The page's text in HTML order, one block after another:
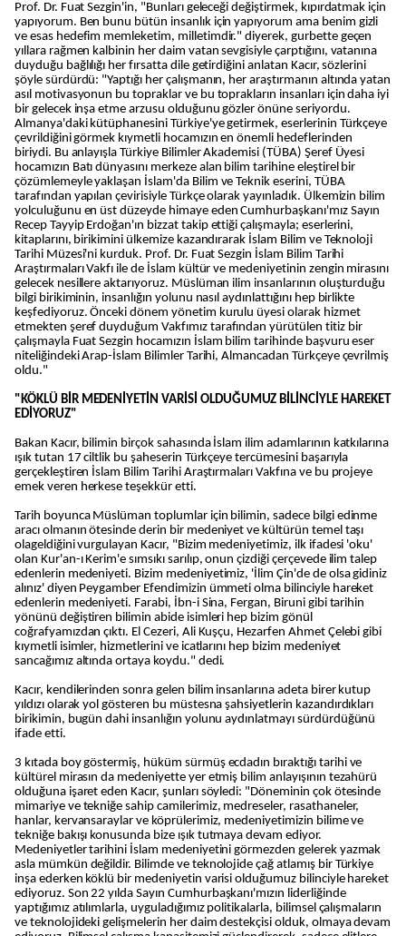
Prof. Dr. Fuat Sezgin'in, "Bunları geleceği değiştirmek, kıpırdatmak için
yapıyorum. Ben bunu bütün insanlık için yapıyorum ama benim gizli
ve esas hedefim memleketim, milletimdir." diyerek, gurbette geçen
yıllara rağmen kalbinin her daim vatan sevgisiyle çarptığını, vatanına
duyduğu bağlılığı her fırsatta dile getirdiğini anlatan Kacır, sözlerini
şöyle sürdürdü: "Yaptığı her çalışmanın, her araştırmanın altında yatan
asıl motivasyonun bu topraklar ve bu toprakların insanları için daha iyi
bir gelecek inşa etme arzusu olduğunu gözler önüne seriyordu.
Almanya'daki kütüphanesini Türkiye'ye getirmek, eserlerinin Türkçeye
çevrildiğini görmek kıymetli hocamızın en önemli hedeflerinden
biriydi. Bu anlayışla Türkiye Bilimler Akademisi (TÜBA) Şeref Üyesi
hocamızın Batı dünyasını merkeze alan bilim tarihine eleştirel bir
çözümlemeyle yaklaşan İslam'da Bilim ve Teknik eserini, TÜBA
tarafından yapılan çevirisiyle Türkçe olarak yayınladık. Ülkemizin bilim
yolculuğunu en üst düzeyde himaye eden Cumhurbaşkanı'mız Sayın
Recep Tayyip Erdoğan'ın bizzat takip ettiği çalışmayla; eserlerini,
kitaplarını, birikimini ülkemize kazandırarak İslam Bilim ve Teknoloji
Tarihi Müzesi'ni kurduk. Prof. Dr. Fuat Sezgin İslam Bilim Tarihi
Araştırmaları Vakfı ile de İslam kültür ve medeniyetinin zengin mirasını
gelecek nesillere aktarıyoruz. Müslüman ilim insanlarının oluşturduğu
bilgi birikiminin, insanlığın yolunu nasıl aydınlattığını hep birlikte
keşfediyoruz. Önceki dönem yönetim kurulu üyesi olarak hizmet
etmekten şeref duyduğum Vakfımız tarafından yürütülen titiz bir
çalışmayla Fuat Sezgin hocamızın İslam bilim tarihinde başvuru eser
niteliğindeki Arap-İslam Bilimler Tarihi, Almancadan Türkçeye çevrilmiş
oldu."
"KÖKLÜ BİR MEDENİYETİN VARİSİ OLDUĞUMUZ BİLİNCİYLE HAREKET
EDİYORUZ"
Bakan Kacır, bilimin birçok sahasında İslam ilim adamlarının katkılarına
ışık tutan 17 ciltlik bu şaheserin Türkçeye tercümesini başarıyla
gerçekleştiren İslam Bilim Tarihi Araştırmaları Vakfına ve bu projeye
emek veren herkese teşekkür etti.
Tarih boyunca Müslüman toplumlar için bilimin, sadece bilgi edinme
aracı olmanın ötesinde derin bir medeniyet ve kültürün temel taşı
olageldiğini vurgulayan Kacır, "Bizim medeniyetimiz, ilk ifadesi 'oku'
olan Kur'an-ı Kerim'e sımsıkı sarılıp, onun çizdiği çerçevede ilim talep
edenlerin medeniyeti. Bizim medeniyetimiz, 'İlim Çin'de de olsa gidiniz
alınız' diyen Peygamber Efendimizin ümmeti olma bilinciyle hareket
edenlerin medeniyeti. Farabi, İbn-i Sina, Fergan, Biruni gibi tarihin
yönünü değiştiren bilimin abide isimleri hep bizim gönül
coğrafyamızdan çıktı. El Cezeri, Ali Kuşçu, Hezarfen Ahmet Çelebi gibi
kıymetli isimler, hizmetlerini ve icatlarını hep bizim medeniyet
sancağımız altında ortaya koydu." dedi.
Kacır, kendilerinden sonra gelen bilim insanlarına adeta birer kutup
yıldızı olarak yol gösteren bu müstesna şahsiyetlerin kazandırdıkları
birikimin, bugün dahi insanlığın yolunu aydınlatmayı sürdürdüğünü
ifade etti.
3 kıtada boy göstermiş, hüküm sürmüş ecdadın bıraktığı tarihi ve
kültürel mirasın da medeniyette yer etmiş bilim anlayışının tezahürü
olduğuna işaret eden Kacır, şunları söyledi: "Döneminin çok ötesinde
mimariye ve tekniğe sahip camilerimiz, medreseler, rasathaneler,
hanlar, kervansaraylar ve köprülerimiz, medeniyetimizin bilime ve
tekniğe bakışı konusunda bize ışık tutmaya devam ediyor.
Medeniyetler tarihini İslam medeniyetini görmezden gelerek yazmak
asla mümkün değildir. Bilimde ve teknolojide çağ atlamış bir Türkiye
inşa ederken köklü bir medeniyetin varisi olduğumuz bilinciyle hareket
ediyoruz. Son 22 yılda Sayın Cumhurbaşkanı'mızın liderliğinde
yaptığımız atılımlarla, uyguladığımız politikalarla, bilimsel çalışmaların
ve teknolojideki gelişmelerin her daim destekçisi olduk, olmaya devam